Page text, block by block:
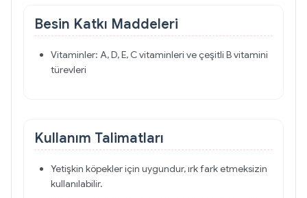
Besin Katkı Maddeleri
Vitaminler: A, D, E, C vitaminleri ve çeşitli B vitamini
türevleri
Kullanım Talimatları
Yetişkin köpekler için uygundur, ırk fark etmeksizin
kullanılabilir.